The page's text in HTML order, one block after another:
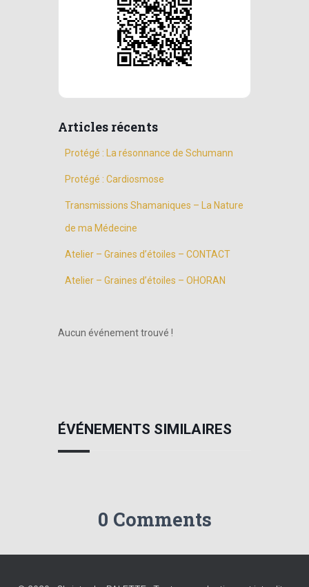
Articles récents
Protégé : La résonnance de Schumann
Protégé : Cardiosmose
Transmissions Shamaniques – La Nature
de ma Médecine
Atelier – Graines d’étoiles – CONTACT
Atelier – Graines d’étoiles – OHORAN
Aucun événement trouvé !
ÉVÉNEMENTS SIMILAIRES
0 Comments